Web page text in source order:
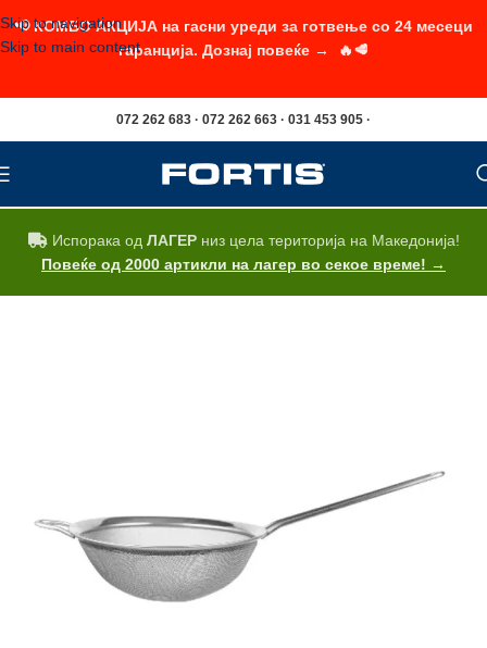
Skip to navigation
Skip to main content
072 262 683 · 072 262 663 · 031 453 905 ·
Испорака од ЛАГЕРниз цела територија на Македонија!
Повеќе од 2000 артикли на лагер во секое време! →
📢 КОМБО АКЦИЈА на гасни уреди за готвење со 24 месеци
гаранција. Дознај повеќе → 🔥🥩